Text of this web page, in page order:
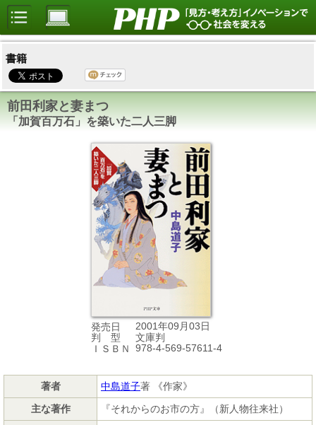
書籍
前田利家と妻まつ
「加賀百万石」を築いた二人三脚
発売日
2001年09月03日
判 型
文庫判
ＩＳＢＮ
978-4-569-57611-4
著者 中島道子著 《作家》
主な著作
『それからのお市の方』（新人物往来社）